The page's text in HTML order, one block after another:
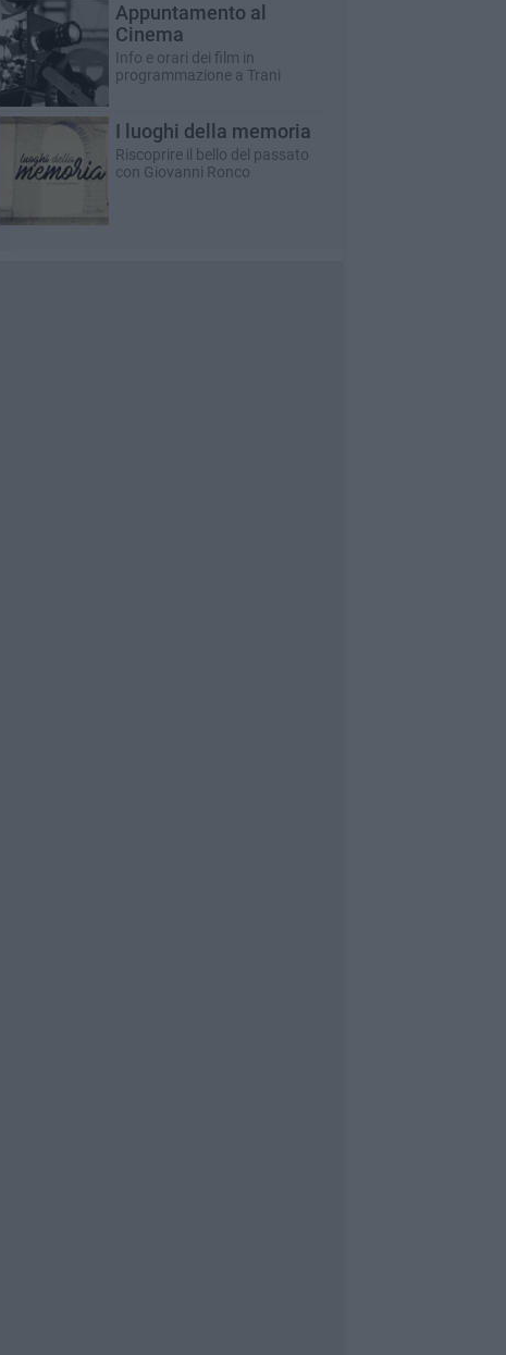
Appuntamento al
Cinema
Info e orari dei film in
programmazione a Trani
I luoghi della memoria
Riscoprire il bello del passato
con Giovanni Ronco